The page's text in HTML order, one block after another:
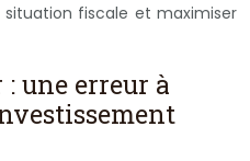
fiscale et maximiser
une erreur à